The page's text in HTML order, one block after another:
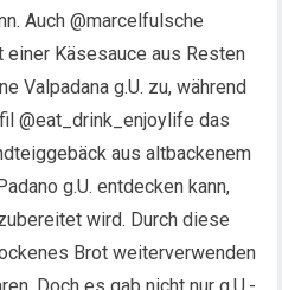
Auch @marcelfulsche
Käsesauce aus Resten
Valpadana g.U. zu, während
@eat_drink_enjoylife das
aus altbackenem
g.U. entdecken kann,
wird. Durch diese
Brot weiterverwenden